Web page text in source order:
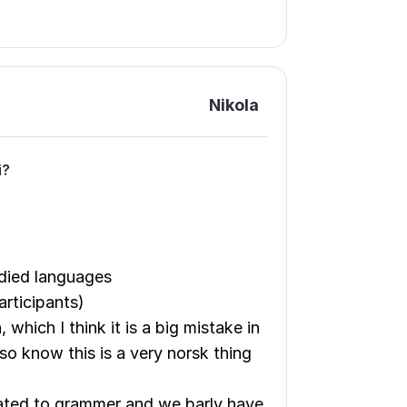
Nikola
languages
which I think it is a big mistake in
know this is a very norsk thing